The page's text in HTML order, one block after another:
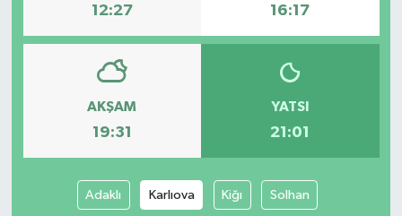
12:27 16:17
AKŞAM
19:31
YATSI
21:01
Adaklı Karlıova Kiğı Solhan
SPOR
ULUSAL HABERLER